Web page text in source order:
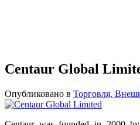
Centaur Global
Опубликовано в Торговля,